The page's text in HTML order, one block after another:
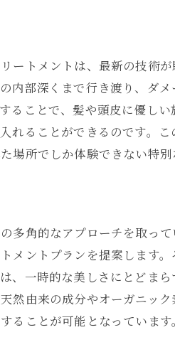
銀座のサロンでの顧客体験
美容のプロが解説する艶
艶髪を手に入れるための
銀座での艶髪トリートメント
髪の健康を守るための最
艶髪トリートメントの科
自然な輝きを取り戻すプ
健康的な髪のためのアド
東京都中央区銀座で体験する
ートメントは、最新の技術
内部深くまで行き渡り、ダ
ることで、髪や頭皮に優し
れることができるのです。
場所でしか体験できない特別
多角的なアプローチを取っ
メントプランを提案します
、一時的な美しさにとどま
然由来の成分やオーガニッ
ることが可能となっていま